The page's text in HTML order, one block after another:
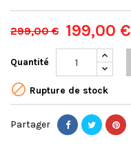
299,00 € 199,00 €
Quantité
 Rupture de stock
Partager